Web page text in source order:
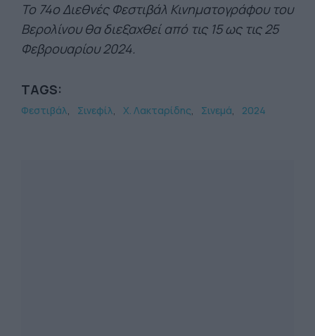
To 74o Διεθνές Φεστιβάλ Κινηματογράφου του
Βερολίνου θα διεξαχθεί από τις 15 ως τις 25
Φεβρουαρίου 2024.
TAGS:
Φεστιβάλ Σινεφίλ Χ. Λακταρίδης Σινεμά 2024